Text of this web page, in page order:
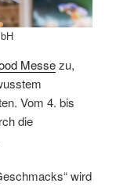
Messezu,
Vom 4. bis
die
wird